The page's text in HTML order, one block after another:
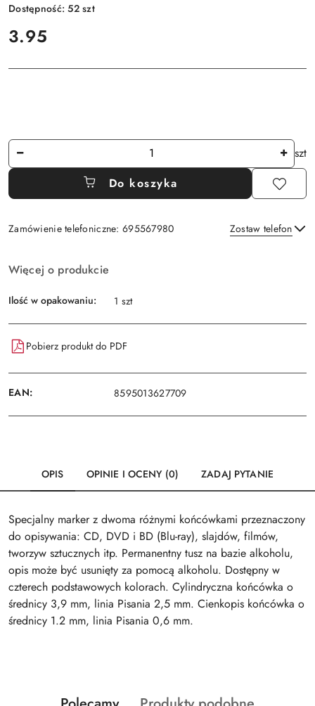
Dostępność:52szt
cena:
3.95
Ilość
szt
Do koszyka
Zamówienie telefoniczne: 695567980 Zostaw telefon
i
dostawa
Więcej o produkcie
Ilość w opakowaniu: 1 szt
Pobierz produkt do PDF
EAN: 8595013627709
OPIS OPINIE I OCENY (0) ZADAJ PYTANIE
Specjalny marker z dwoma różnymi końcówkami przeznaczony
do opisywania: CD, DVD i BD (Blu-ray), slajdów, filmów,
tworzyw sztucznych itp. Permanentny tusz na bazie alkoholu,
opis może być usunięty za pomocą alkoholu. Dostępny w
czterech podstawowych kolorach. Cylindryczna końcówka o
średnicy 3,9 mm, linia Pisania 2,5 mm. Cienkopis końcówka o
średnicy 1.2 mm, linia Pisania 0,6 mm.